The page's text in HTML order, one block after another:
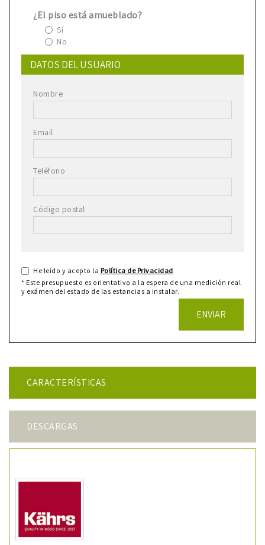
¿El piso está amueblado?
Sí
No
DATOS DEL USUARIO
Nombre
Email
Teléfono
Código postal
He leído y acepto la Política de Privacidad
* Este presupuesto es orientativo a la espera de una medición real
y exámen del estado de las estancias a instalar.
ENVIAR
CARACTERÍSTICAS
DESCARGAS